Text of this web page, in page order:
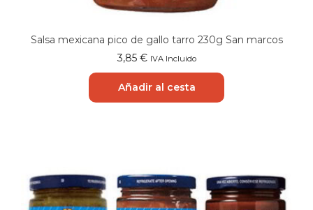
Salsa mexicana pico de gallo tarro 230g San marcos
3,85 € IVA Incluido
Añadir al cesta